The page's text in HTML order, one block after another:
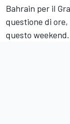
Bahrain per il
questione di
questo weekend.